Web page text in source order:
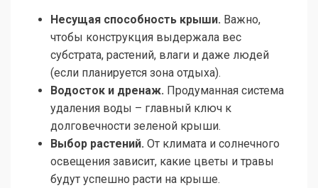
Несущая способность крыши. Важно,
чтобы конструкция выдержала вес
субстрата, растений, влаги и даже людей
(если планируется зона отдыха).
Водосток и дренаж. Продуманная система
удаления воды – главный ключ к
долговечности зеленой крыши.
Выбор растений. От климата и солнечного
освещения зависит, какие цветы и травы
будут успешно расти на крыше.